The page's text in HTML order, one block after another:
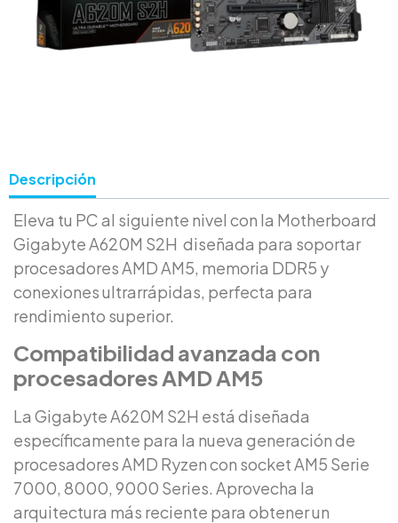
Descripción
Eleva tu PC al siguiente nivel con la Motherboard
Gigabyte A620M S2H diseñada para soportar
procesadores AMD AM5, memoria DDR5 y
conexiones ultrarrápidas, perfecta para
rendimiento superior.
Compatibilidad avanzada con
procesadores AMD AM5
La Gigabyte A620M S2H está diseñada
específicamente para la nueva generación de
procesadores AMD Ryzen con socket AM5 Serie
7000, 8000, 9000 Series. Aprovecha la
arquitectura más reciente para obtener un